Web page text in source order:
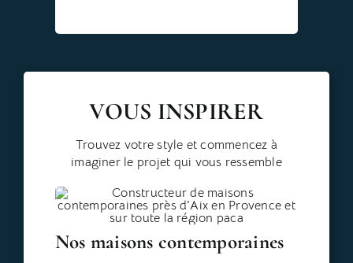
VOUS INSPIRER
Trouvez votre style et commencez à
imaginer le projet qui vous ressemble
Nos maisons contemporaines